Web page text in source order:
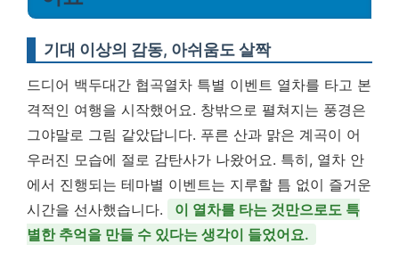
기대 이상의 감동, 아쉬움도 살짝
드디어 백두대간 협곡열차 특별 이벤트 열차를 타고 본
격적인 여행을 시작했어요. 창밖으로 펼쳐지는 풍경은
그야말로 그림 같았답니다. 푸른 산과 맑은 계곡이 어
우러진 모습에 절로 감탄사가 나왔어요. 특히, 열차 안
에서 진행되는 테마별 이벤트는 지루할 틈 없이 즐거운
시간을 선사했습니다.
이 열차를 타는 것만으로도 특
별한 추억을 만들 수 있다는 생각이 들었어요.